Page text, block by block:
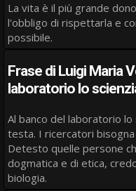
La vita è il più grande dono di Dio e su di noi incombe
l'obbligo di rispettarla e conservarla sana il più a lungo
possibile.
Frase di Luigi Maria
laboratorio lo
Al banco del laboratorio lo scienziato cammina con la sua
testa. I ricercatori bisogna accompagnarli, non giudicarli.
Detesto quelle persone che, intendendosi molto di
dogmatica e di etica, credono di intendersi anche di
biologia.